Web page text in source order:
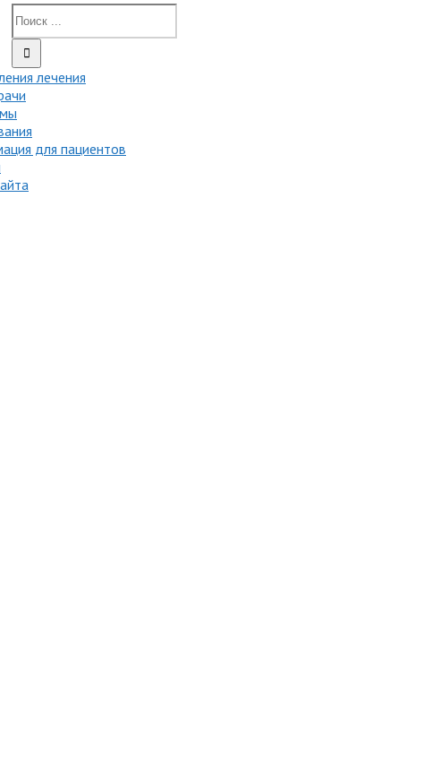
лечения
для пациентов